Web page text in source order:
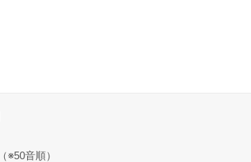
音順）